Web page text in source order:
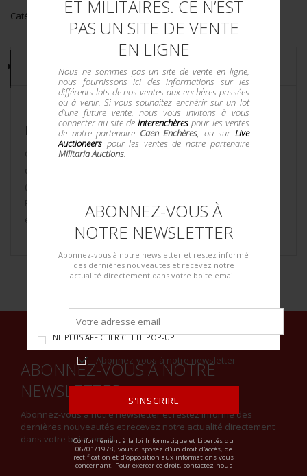
ET MILITAIRES. CE N’EST
PAS UN SITE DE VENTE
EN LIGNE
Nous ne sommes pas un site de vente en ligne,
nous fournissons ici des informations sur les
différents lots de nos ventes aux enchères passées
ou à venir. Si vous souhaitez enchérir sur un lot
d'une future vente, nous vous invitons à vous
connecter au site deInterenchères pour les ventes
de notre partenaire Caen Enchères, ou sur Live
Auctioneerspour les ventes de notre partenaire
Militaria Auctions.
ABONNEZ-VOUS À
NOTRE NEWSLETTER
Abonnez-vous à notre newsletter et restez informé
des dernières nouveautés et recevez notre
actualité directement dans votre boite email.
Abonnez-vous à notre newsletter
S'INSCRIRE
ALTERNATIVE:
Conformément à la loi Informatique et Libertés du
06/01/1978, vous disposez d'un droit d'accès, de
rectification et d'opposition aux informations vous
concernant. Pour exercer ce droit, contactez-nous
NE PLUS AFFICHER CETTE POP-UP
Catégorie :
Insignes Français
DESCRIPTION
DESCRIPTION DU LOT
Composé du Train des 1er Régiment Automobile (Bretagne),
du 2ème Régiment et du 5ème Régiment Automobile
(Normandie). Les trois sont émaillés, fabrication Arthus-
Bertrand Editeur Paris plus poinçons sur boléros. Un petit
éclat de surface sur une pièce.
ABONNEZ-VOUS À NOTRE
NEWSLETTER
Abonnez-vous à notre newsletter et restez informé des
dernières nouveautés et recevez notre actualité directement
dans votre boite email.